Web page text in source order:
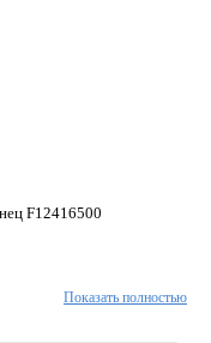
F12416500
Показать полностью